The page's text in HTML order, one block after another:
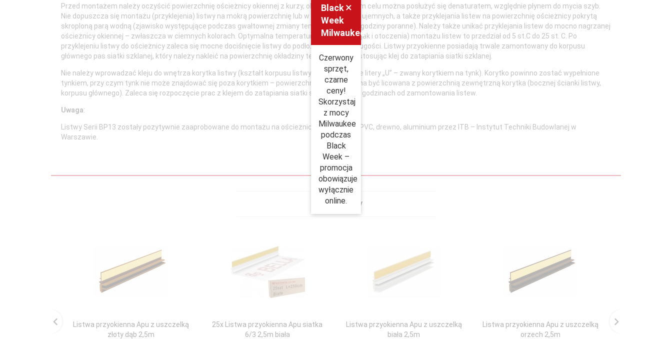
Przed montażem należy oczyścić powierzchnię ościeżnicy okiennej z kurzy, oleju, brudu. W tym celu można posłużyć się denaturatem, względnie płynem do mycia szyb.
Nie dopuszcza się montażu (przyklejenia) listwy na mokrą powierzchnię lub w temperaturach ujemnych, a także przyklejania listew na powierzchnię ościeżnicy pokrytą
skroploną parą wodną (zjawisko występujące podczas gwałtownej zmiany temperatury – np. godziny poranne). Należy także unikać przyklejania listew do mocno nagrzanej
ościeżnicy okiennej – zwłaszcza w ciemnych kolorach. Optymalna temperatura (powierzchni jak i otoczenia) montażu listew to przedział od 5 st.C do 25 st. C. Po
przyklejeniu listwy do ościeżnicy zaleca się mocne dociśnięcie listwy do podłoża na całej jej długości. Listwy przyokienne posiadają trwale zamontowany do korpusu
głównego pas siatki szklanej, który należy nakleić na powierzchnię okładziny termicznej (glif) stosując klej do zatapiania siatki szklanej.
Nie należy wprowadzać kleju do wnętrza korytka listwy (kształt korpusu listwy jest w kształcie litery „U” – zwany korytkiem na tynk). Korytko powinno zostać wypełnione
tynkiem, przy czym tynk nie może znajdować się poza korytkiem – powierzchnia tynku powinna być licowana z powierzchnią zewnętrzną korytka (bocznej ścianki listwy,
korpusu głównego). Zaleca się rozpoczęcie prac z klejem do zatapiania siatki szklanej po kilku godzinach od zamontowania listew.
Uwaga:
Listwy Serii BP13 zostały pozytywnie zaaprobowane do montażu na ościeżnicach okiennych PVC, drewno, aluminium przez ITB – Instytut Techniki Budowlanej w
Warszawie.
Polecamy
Listwa przyokienna Apu z uszczelką
złoty dąb 2,5m
25x Listwa przyokienna Apu siatka
6/3 2,5m biała
Listwa przyokienna Apu z uszczelką
biała 2,5m
Listwa przyokienna Apu z uszczelką
orzech 2,5m
×
Black
Week
Milwaukee
Czerwony
sprzęt,
czarne
ceny!
Skorzystaj
z mocy
Milwaukee
podczas
Black
Week –
promocja
obowiązuje
wyłącznie
online.